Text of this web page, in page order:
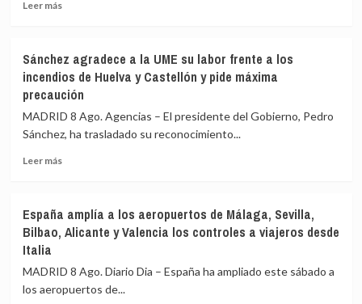
Leer másLeer
realiza
controles
a
199
pasajeros
de
terceros
primer
día
de
fronteras
Sánchez agradece a la UME su labor frente a los
incendios de Huelva y Castellón y pide máxima
precaución
MADRID 8 Ago. Agencias – El presidente del Gobierno, Pedro
Sánchez, ha trasladado su reconocimiento...
Leer másLeer
agradece
a
UME
labor
España amplía a los aeropuertos de Málaga, Sevilla,
Bilbao, Alicante y Valencia los controles a viajeros desde
Italia
MADRID 8 Ago. Diario Dia – España ha ampliado este sábado a
los aeropuertos de...